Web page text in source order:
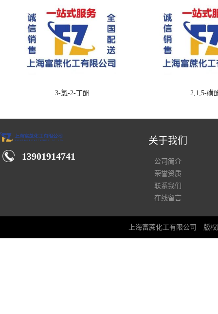
3-氯-2-丁酮 2,1,5-磺
13901914741
关于我们
公司简介
荣誉资质
联系我们
在线留言
上海富蔗化工有限公司 版